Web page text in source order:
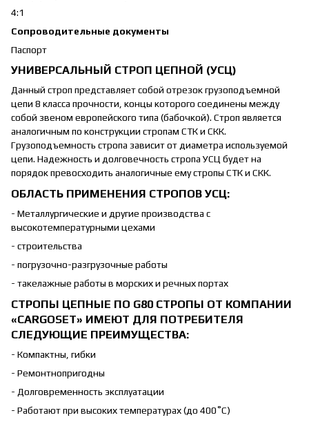
4:1
Сопроводительные документы
Паспорт
УНИВЕРСАЛЬНЫЙ СТРОП ЦЕПНОЙ (УСЦ)
Данный строп представляет собой отрезок грузоподъемной
цепи 8 класса прочности, концы которого соединены между
собой звеном европейского типа (бабочкой). Строп является
аналогичным по конструкции стропам СТК и СКК.
Грузоподъемность стропа зависит от диаметра используемой
цепи. Надежность и долговечность стропа УСЦ будет на
порядок превосходить аналогичные ему стропы СТК и СКК.
ОБЛАСТЬ ПРИМЕНЕНИЯ СТРОПОВ УСЦ:
- Металлургические и другие производства с
высокотемпературными цехами
- строительства
- погрузочно-разгрузочные работы
- такелажные работы в морских и речных портах
СТРОПЫ ЦЕПНЫЕ ПО G80 СТРОПЫ ОТ КОМПАНИИ
«CARGOSET» ИМЕЮТ ДЛЯ ПОТРЕБИТЕЛЯ
СЛЕДУЮЩИЕ ПРЕИМУЩЕСТВА:
- Компактны, гибки
- Ремонтнопригодны
- Долговременность эксплуатации
- Работают при высоких температурах (до 400˚С)